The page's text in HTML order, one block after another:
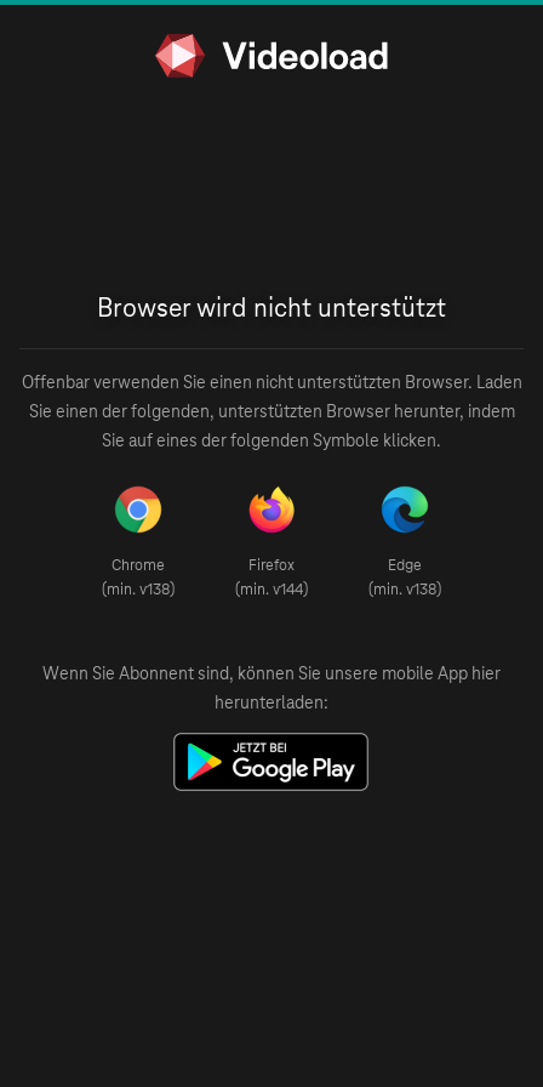
Browser wird nicht unterstützt
Offenbar verwenden Sie einen nicht unterstützten Browser. Laden
Sie einen der folgenden, unterstützten Browser herunter, indem
Sie auf eines der folgenden Symbole klicken.
Chrome
(min. v138)
Firefox
(min. v144)
Edge
(min. v138)
Wenn Sie Abonnent sind, können Sie unsere mobile App hier
herunterladen: